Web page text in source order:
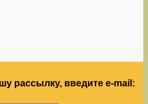
рассылку, введите e-mail: